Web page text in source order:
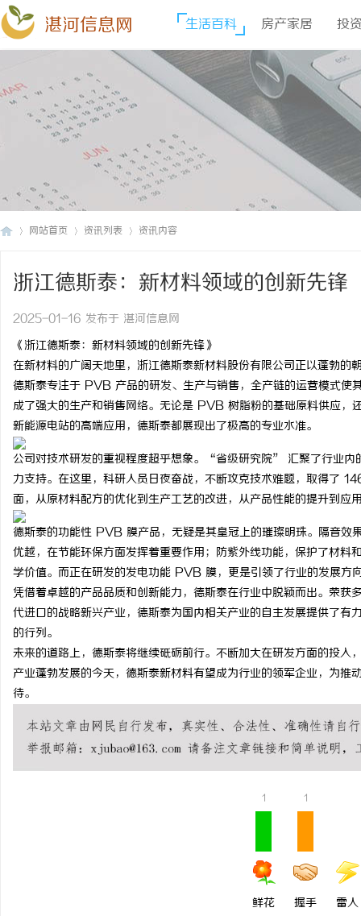
湛河信息网 生活百科 房产家居 投
网站首页 资讯列表 资讯内容
浙江德斯泰：新材料领域的创新先锋
2025-01-16 发布于 湛河信息网
《浙江德斯泰：新材料领域的创新先锋》
在新材料的广阔天地里，浙江德斯泰新材料股份有限公司正以蓬勃的
德斯泰专注于 PVB 产品的研发、生产与销售，全产链的运营模式使
成了强大的生产和销售网络。无论是 PVB 树脂粉的基础原料供应
新能源电站的高端应用，德斯泰都展现出了极高的专业水准。
公司对技术研发的重视程度超乎想象。“省级研究院” 汇聚了行业
力支持。在这里，科研人员日夜奋战，不断攻克技术难题，取得了
面，从原材料配方的优化到生产工艺的改进，从产品性能的提升到应
德斯泰的功能性 PVB 膜产品，无疑是其皇冠上的璀璨明珠。隔音效
优越，在节能环保方面发挥着重要作用；防紫外线功能，保护了材
学价值。而正在研发的发电功能 PVB 膜，更是引领了行业的发展
凭借着卓越的产品品质和创新能力，德斯泰在行业中脱颖而出。荣
代进口的战略新兴产业，德斯泰为国内相关产业的自主发展提供了
的行列。
未来的道路上，德斯泰将继续砥砺前行。不断加大在研发方面的投
产业蓬勃发展的今天，德斯泰新材料有望成为行业的领军企业，为
待。
1
鲜花
1
握手 雷人
武汉配眼镜 上海配眼镜